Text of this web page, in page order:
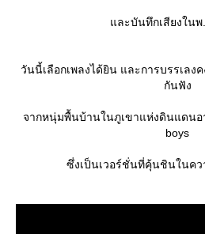
ละบันทึกเสียงในพ.
วันนี้เลือกเพลงได้ยิน และการบรรเลง
กันฟัง
จากหนุ่มพื้นบ้านในภูเขาแห่งดินแดนอ
boys
ซึ่งเป็นเวอร์ชั่นที่คุ้นชินในคว